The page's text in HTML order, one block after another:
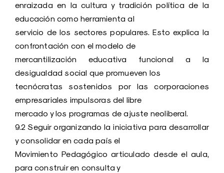
enraizada en la cultura y tradición política de la
educación como herramienta al
servicio de los sectores populares. Esto explica la
confrontación con el modelo de
mercantilización educativa funcional a la
desigualdad social que promueven los
tecnócratas sostenidos por las corporaciones
empresariales impulsoras del libre
mercado y los programas de ajuste neoliberal.
9.2 Seguir organizando la iniciativa para desarrollar
y consolidar en cada país el
Movimiento Pedagógico articulado desde el aula,
para construir en consulta y